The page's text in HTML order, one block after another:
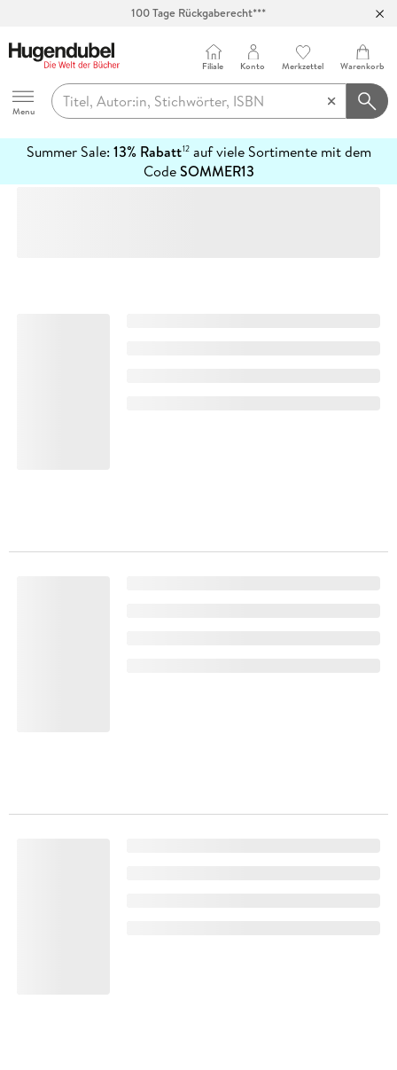
100 Tage Rückgaberecht***
Hugendubel
Menu
Filiale Konto Merkzettel Warenkorb
Summer Sale: 13% Rabatt12auf viele Sortimente mit dem
CodeSOMMER13
erfahren